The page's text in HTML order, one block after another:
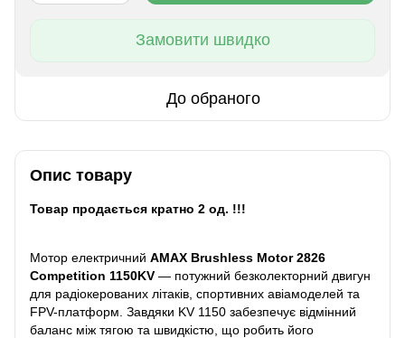
Замовити швидко
До обраного
Опис товару
Товар продається кратно 2 од. !!!
Мотор електричний AMAX Brushless Motor 2826
Competition 1150KV — потужний безколекторний двигун
для радіокерованих літаків, спортивних авіамоделей та
FPV-платформ. Завдяки KV 1150 забезпечує відмінний
баланс між тягою та швидкістю, що робить його